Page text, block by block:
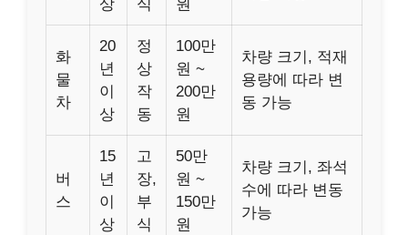
상
식
원
화
물
차
20
년
이
상
정
상
작
동
100만
원 ~
200만
원
차량 크기, 적재
용량에 따라 변
동 가능
버
스
15
년
이
상
고
장,
부
식
50만
원 ~
150만
원
차량 크기, 좌석
수에 따라 변동
가능